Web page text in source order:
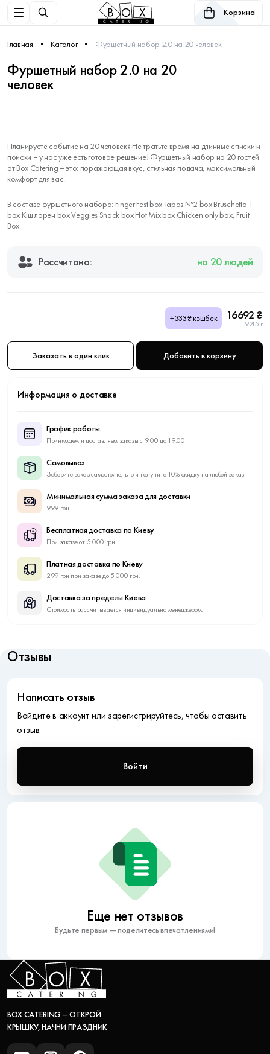
Корзина
Главная Каталог Фуршетный набор 2.0 на 20 человек
Фуршетный набор 2.0 на 20
человек
Планируете событие на 20 человек? Не тратьте время на длинные списки и
поиски – у нас уже есть готовое решение! Фуршетный набор на 20 гостей
от Box Catering – это: поражающая вкус, стильная подача, максимальный
комфорт для вас.
В составе фуршетного набора: Finger Fest box Tapas №2 box Bruschetta 1
box Кіш лорен box Veggies Snack box Hot Mix box Chicken only box, Fruit
Box.
Рассчитано: на 20 людей
+333₴ кэшбек 16692 ₴
9215 г
Заказать в один клик Добавить в корзину
Информация о доставке
График работы
Принимаем и доставляем заказы с 9:00 до 19:00
Самовывоз
Заберите заказ самостоятельно и получите 10% скидку на любой заказ.
Минимальная сумма заказа для доставки
999 грн.
Бесплатная доставка по Киеву
При заказе от 5 000 грн.
Платная доставка по Киеву
299 грн при заказе до 5 000 грн.
Доставка за пределы Киева
Стоимость рассчитывается индивидуально менеджером.
Отзывы
Еще нет отзывов
Будьте первым — поделитесь впечатлениями!
Написать отзыв
Войдите в аккаунт или зарегистрируйтесь, чтобы оставить
отзыв.
Войти
BOX CATERING – ОТКРОЙ
КРЫШКУ, НАЧНИ ПРАЗДНИК